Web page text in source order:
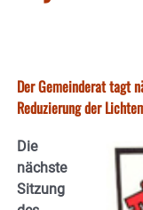
Der Gemeinderat tagt
Reduzierung der
Die
nächste
Sitzung